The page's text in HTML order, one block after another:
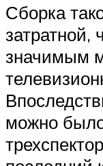
Сборка
затратной,
значимым
можно